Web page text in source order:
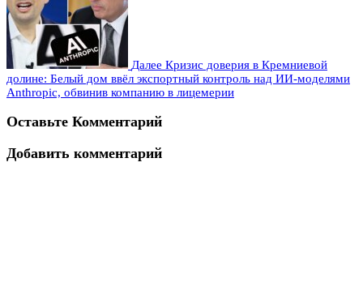
Далее Кризис доверия в Кремниевой
долине: Белый дом ввёл экспортный контроль над ИИ-моделями
Anthropic, обвинив компанию в лицемерии
Оставьте Комментарий
Добавить комментарий